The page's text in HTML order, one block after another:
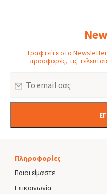
Γραφτείτε στο
προσφορές, τις
Πληροφορίες
Ποιοι είμαστε
Επικοινωνία